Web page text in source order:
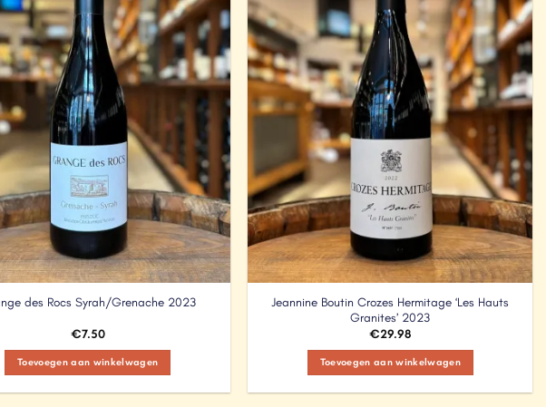
des Rocs Syrah/Grenache 2023
€7.50
Toevoegen aan winkelwagen
Jeannine Boutin Crozes Hermitage ‘Les Hauts
Granites’ 2023
€29.98
Toevoegen aan winkelwagen